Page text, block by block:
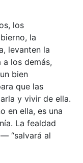
los
la
levanten la
a los demás,
bien
que las
y vivir de ella.
en ella, es una
La fealdad
“salvará al